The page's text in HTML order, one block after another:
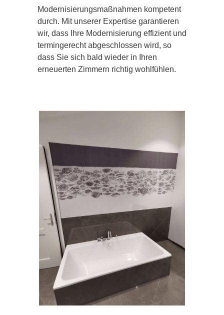
Modernisierungsmaßnahmen kompetent
durch. Mit unserer Expertise garantieren
wir, dass Ihre Modernisierung effizient und
termingerecht abgeschlossen wird, so
dass Sie sich bald wieder in Ihren
erneuerten Zimmern richtig wohlfühlen.